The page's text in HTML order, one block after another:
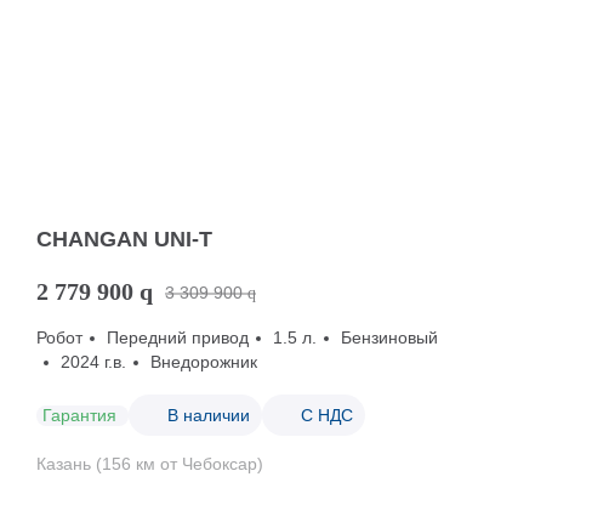
CHANGAN UNI-T
2 779 900 q 3 309 900 q
Робот Передний привод 1.5 л.
Бензиновый
2024 г.в.
Внедорожник
Гарантия В наличии С НДС
Казань (156 км от Чебоксар)